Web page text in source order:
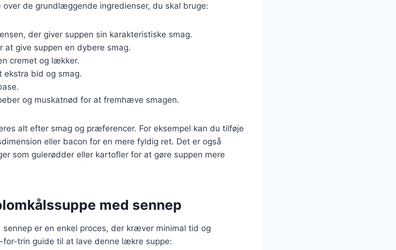
over de grundlæggende ingredienser, du skal bruge:
der giver suppen sin karakteristiske smag.
at give suppen en dybere smag.
cremet og lækker.
ekstra bid og smag.
og muskatnød for at fremhæve smagen.
alt efter smag og præferencer. For eksempel kan du tilføje
eller bacon for en mere fyldig ret. Det er også
som gulerødder eller kartofler for at gøre suppen mere
med sennep
sennep er en enkel proces, der kræver minimal tid og
trin guide til at lave denne lækre suppe: